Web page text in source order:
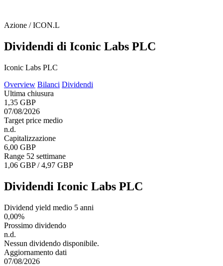
Azione / ICON.L
Dividendi di Iconic Labs PLC
Iconic Labs PLC
Overview Bilanci Dividendi
Ultima chiusura
1,35 GBP
07/08/2026
Target price medio
n.d.
Capitalizzazione
6,00 GBP
Range 52 settimane
1,06 GBP / 4,97 GBP
Dividendi Iconic Labs PLC
Dividend yield medio 5 anni
0,00%
Prossimo dividendo
n.d.
Nessun dividendo disponibile.
Aggiornamento dati
07/08/2026